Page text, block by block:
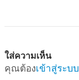
ใส่ความเห็น
คุณต้องเข้าสู่ระบบ